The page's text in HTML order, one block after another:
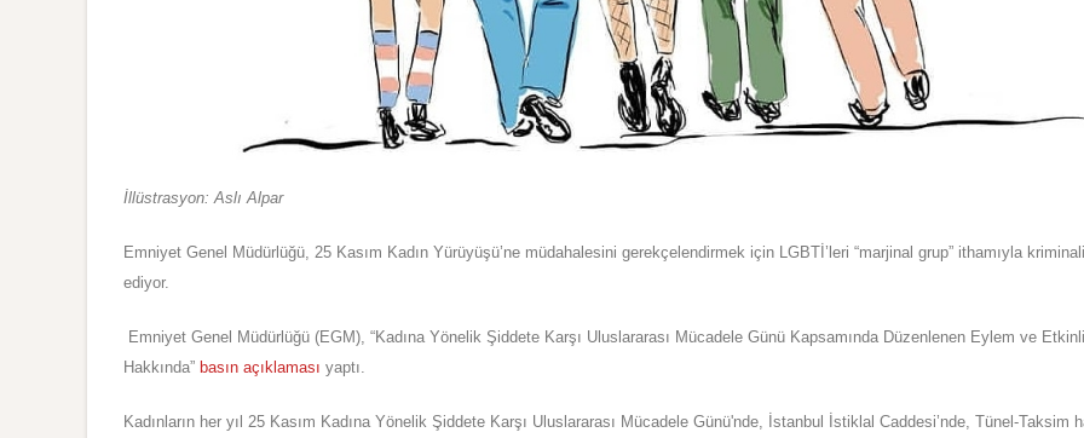
İllüstrasyon: Aslı Alpar
Emniyet Genel Müdürlüğü, 25 Kasım Kadın Yürüyüşü’ne müdahalesini gerekçelendirmek için LGBTİ’leri “marjinal grup” ithamıyla
ediyor.
Emniyet Genel Müdürlüğü (EGM), “Kadına Yönelik Şiddete Karşı Uluslararası Mücadele Günü Kapsamında Düzenlenen Eylem ve
Hakkında” basın açıklaması yaptı.
Kadınların her yıl 25 Kasım Kadına Yönelik Şiddete Karşı Uluslararası Mücadele Günü'nde, İstanbul İstiklal Caddesi’nde, Tünel-Taksim